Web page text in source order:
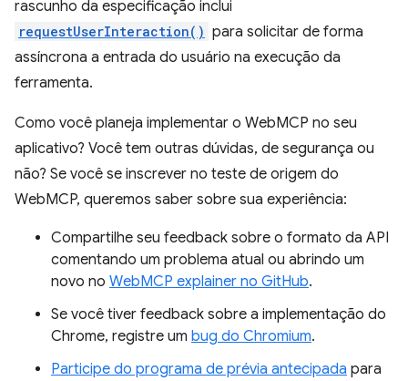
rascunho da especificação inclui
requestUserInteraction() para solicitar de forma
assíncrona a entrada do usuário na execução da
ferramenta.
Como você planeja implementar o WebMCP no seu
aplicativo? Você tem outras dúvidas, de segurança ou
não? Se você se inscrever no teste de origem do
WebMCP, queremos saber sobre sua experiência:
Compartilhe seu feedback sobre o formato da API
comentando um problema atual ou abrindo um
novo no WebMCP explainer no GitHub.
Se você tiver feedback sobre a implementação do
Chrome, registre um bug do Chromium.
Participe do programa de prévia antecipada para